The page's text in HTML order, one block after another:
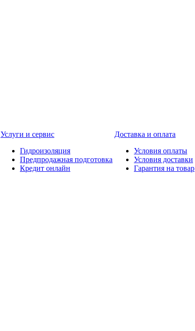
Услуги и сервис
Гидроизоляция
Предпродажная подготовка
Кредит онлайн
Доставка и оплата
Условия оплаты
Условия доставки
Гарантия на товар